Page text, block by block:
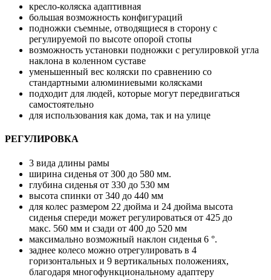
кресло-коляска адаптивная
большая возможность конфигураций
подножки съемные, отводящиеся в сторону с
регулируемой по высоте опорой стопы
возможность установки подножки с регулировкой угла
наклона в коленном суставе
уменьшенный вес коляски по сравнению со
стандартными алюминиевыми колясками
подходит для людей, которые могут передвигаться
самостоятельно
для использования как дома, так и на улице
РЕГУЛИРОВКА
3 вида длины рамы
ширина сиденья от 300 до 580 мм.
глубина сиденья от 330 до 530 мм
высота спинки от 340 до 440 мм
для колес размером 22 дюйма и 24 дюйма высота
сиденья спереди может регулироваться от 425 до
макс. 560 мм и сзади от 400 до 520 мм
максимально возможный наклон сиденья 6 °.
заднее колесо можно отрегулировать в 4
горизонтальных и 9 вертикальных положениях,
благодаря многофункциональному адаптеру